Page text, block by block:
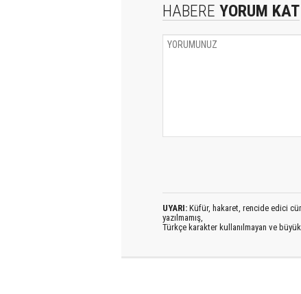
HABERE YORUM KAT
UYARI: Küfür, hakaret, rencide edici
yazılmamış,
Türkçe karakter kullanılmayan ve